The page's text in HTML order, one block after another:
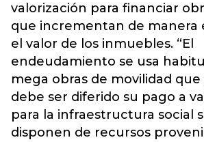
valorización para financiar
que incrementan de manera
el valor de los inmuebles. “El
endeudamiento se usa
mega obras de movilidad
debe ser diferido su pago a
para la infraestructura social
disponen de recursos